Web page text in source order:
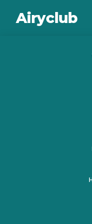
Airyclub